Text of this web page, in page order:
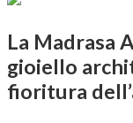
La Madrasa
gioiello
fioritura